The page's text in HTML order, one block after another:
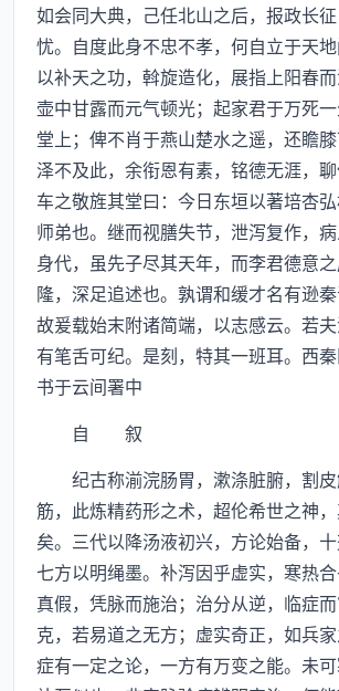
如会同大典，己任北山之后，报政长
忧。自度此身不忠不孝，何自立于天
以补天之功，斡旋造化，展指上阳春
壶中甘露而元气顿光；起家君于万死
堂上；俾不肖于燕山楚水之遥，还瞻
泽不及此，余衔恩有素，铭德无涯，
车之敬旌其堂曰：今日东垣以著培杏
师弟也。继而视膳失节，泄泻复作，
身代，虽先子尽其天年，而李君德意
隆，深足追述也。孰谓和缓才名有逊
故爰载始末附诸简端，以志感云。若
有笔舌可纪。是刻，特其一班耳。西
书于云间署中
自 叙
纪古称湔浣肠胃，漱涤脏腑，割皮
筋，此炼精药形之术，超伦希世之神
矣。三代以降汤液初兴，方论始备，十
七方以明绳墨。补泻因乎虚实，寒热
真假，凭脉而施治；治分从逆，临症
克，若易道之无方；虚实奇正，如兵
症有一定之论，一方有万变之能。未